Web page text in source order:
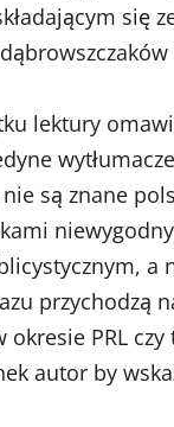
się
lektury
są znane
a
przychodzą
okresie PRL
autor by